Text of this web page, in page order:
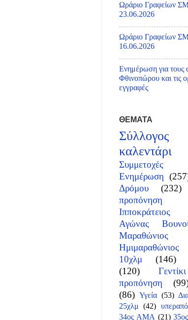
Ωράριο Γραφείων
23.06.2026
Ωράριο Γραφείων
16.06.2026
Ενημέρωση για τους
Φθινοπώρου και τις
εγγραφές
ΘΕΜΑΤΑ
Σύλλογος
καλεντάρι
Συμμετοχές
Ενημέρωση
Δρόμου
(232)
προπόνηση
Ιπποκράτειος
Αγώνας
Μαραθώνιος
Ημιμαραθώνιος
10χλμ
(146)
(120)
Γεντίκι
προπόνηση
(86) Υγεία (53)
25χλμ (42)
34ος ΑΜΑ (21)